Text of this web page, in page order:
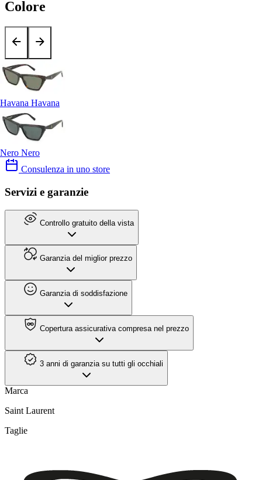
Colore
Havana Havana
Nero Nero
Consulenza in uno store
Servizi e garanzie
Controllo gratuito della vista
Garanzia del miglior prezzo
Garanzia di soddisfazione
Copertura assicurativa compresa nel prezzo
3 anni di garanzia su tutti gli occhiali
Marca
Saint Laurent
Taglie